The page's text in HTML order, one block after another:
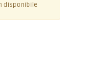
disponibile